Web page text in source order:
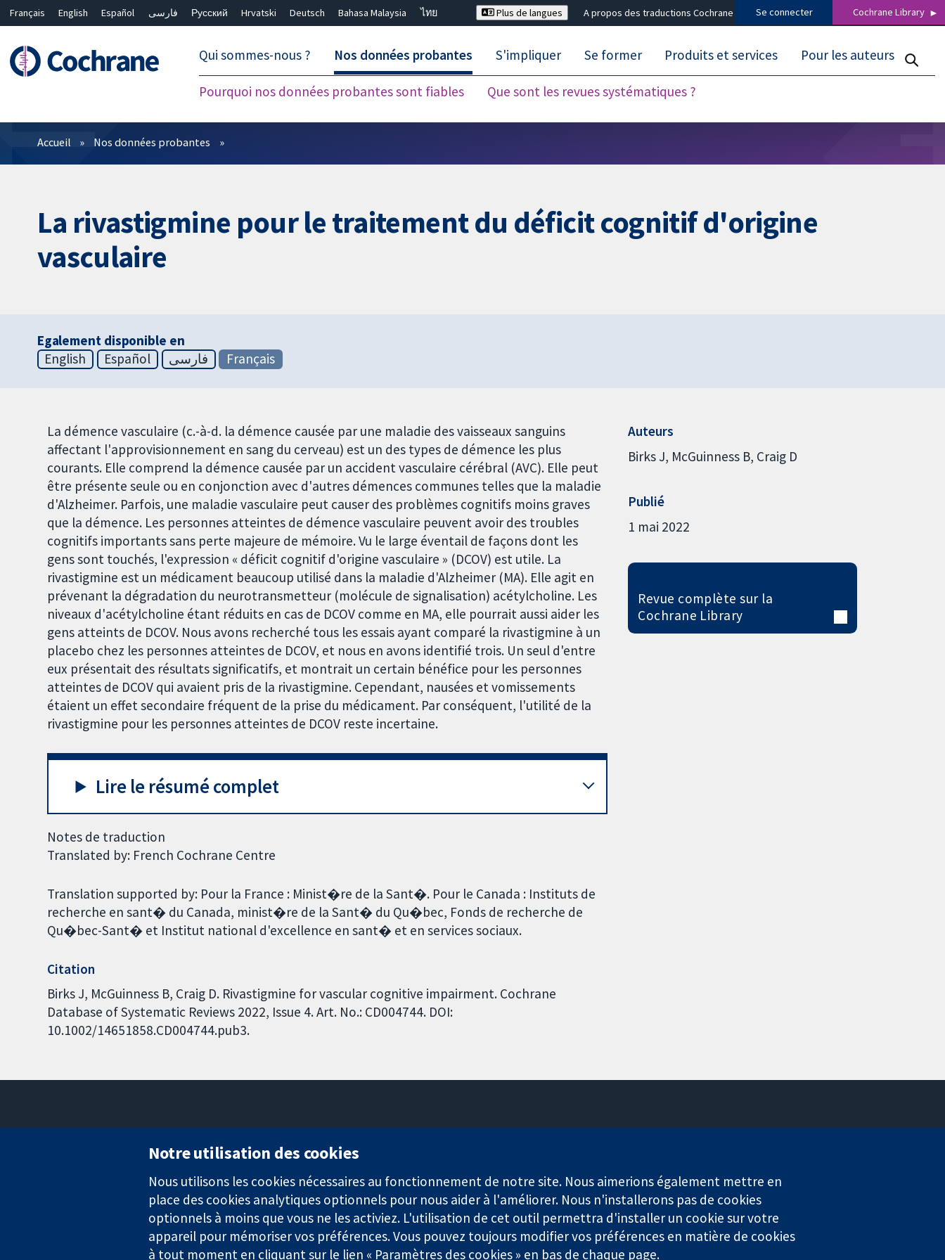
Français English Español فارسی Русский Hrvatski Deutsch Bahasa Malaysia
ไทย
Plus de langues A propos des traductions Cochrane Se connecter Cochrane Library
Qui sommes-nous ? Nos données probantes
Pourquoi nos données probantes sont fiables Que sont les revues systématiques ?
S'impliquer Se former Produits et services Pour les auteurs
Filtres
Accueil Nos données probantes
La rivastigmine pour le traitement du déficit cognitif d'origine
vasculaire
Egalement disponible en
English
Español فارسی Français
La démence vasculaire (c.-à-d. la démence causée par une maladie des vaisseaux sanguins
affectant l'approvisionnement en sang du cerveau) est un des types de démence les plus
courants. Elle comprend la démence causée par un accident vasculaire cérébral (AVC). Elle peut
être présente seule ou en conjonction avec d'autres démences communes telles que la maladie
d'Alzheimer. Parfois, une maladie vasculaire peut causer des problèmes cognitifs moins graves
que la démence. Les personnes atteintes de démence vasculaire peuvent avoir des troubles
cognitifs importants sans perte majeure de mémoire. Vu le large éventail de façons dont les
gens sont touchés, l'expression « déficit cognitif d'origine vasculaire » (DCOV) est utile. La
rivastigmine est un médicament beaucoup utilisé dans la maladie d'Alzheimer (MA). Elle agit en
prévenant la dégradation du neurotransmetteur (molécule de signalisation) acétylcholine. Les
niveaux d'acétylcholine étant réduits en cas de DCOV comme en MA, elle pourrait aussi aider les
gens atteints de DCOV. Nous avons recherché tous les essais ayant comparé la rivastigmine à un
placebo chez les personnes atteintes de DCOV, et nous en avons identifié trois. Un seul d'entre
eux présentait des résultats significatifs, et montrait un certain bénéfice pour les personnes
atteintes de DCOV qui avaient pris de la rivastigmine. Cependant, nausées et vomissements
étaient un effet secondaire fréquent de la prise du médicament. Par conséquent, l'utilité de la
rivastigmine pour les personnes atteintes de DCOV reste incertaine.
Lire le résumé complet
Notes de traduction
Translated by: French Cochrane Centre
Translation supported by: Pour la France : Minist�re de la Sant�. Pour le Canada : Instituts de
recherche en sant� du Canada, minist�re de la Sant� du Qu�bec, Fonds de recherche de
Qu�bec-Sant� et Institut national d'excellence en sant� et en services sociaux.
Citation
Birks J, McGuinness B, Craig D. Rivastigmine for vascular cognitive impairment. Cochrane
Database of Systematic Reviews 2022, Issue 4. Art. No.: CD004744. DOI:
10.1002/14651858.CD004744.pub3.
Auteurs
Birks J McGuinness B Craig D
Publié
1 mai 2022
Revue complète sur la
Cochrane Library
Londres
Royaume-Uni
Service de presse
Qui sommes-nous
Offres d'emploi
Cochrane Library
Notre utilisation des cookies
Nous utilisons les cookies nécessaires au fonctionnement de notre site. Nous aimerions également mettre en
place des cookies analytiques optionnels pour nous aider à l'améliorer. Nous n'installerons pas de cookies
optionnels à moins que vous ne les activiez. L'utilisation de cet outil permettra d'installer un cookie sur votre
appareil pour mémoriser vos préférences. Vous pouvez toujours modifier vos préférences en matière de cookies
à tout moment en cliquant sur le lien « Paramètres des cookies » en bas de chaque page.